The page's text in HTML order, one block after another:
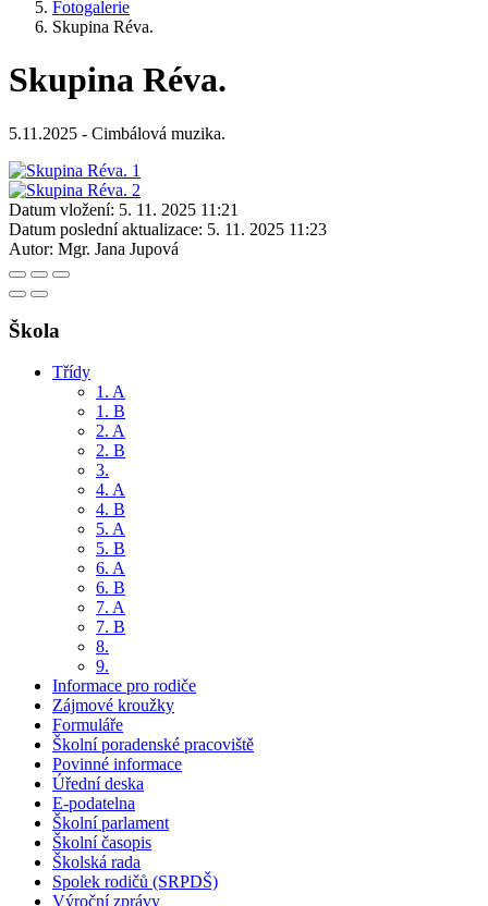
Fotogalerie
Skupina Réva.
Skupina Réva.
5.11.2025 - Cimbálová muzika.
Datum vložení: 5. 11. 2025 11:21
Datum poslední aktualizace: 5. 11. 2025 11:23
Autor: Mgr. Jana Jupová
Škola
Třídy
1. A
1. B
2. A
2. B
3.
4. A
4. B
5. A
5. B
6. A
6. B
7. A
7. B
8.
9.
Informace pro rodiče
Zájmové kroužky
Formuláře
Školní poradenské pracoviště
Povinné informace
Úřední deska
E-podatelna
Školní parlament
Školní časopis
Školská rada
Spolek rodičů (SRPDŠ)
Výroční zprávy